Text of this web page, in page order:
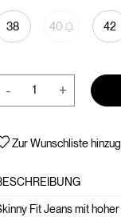
38 40 42
- +
Zur Wunschliste
Fit Jeans mit